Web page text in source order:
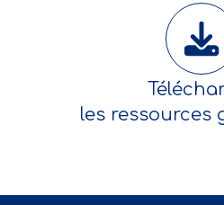
les ressources